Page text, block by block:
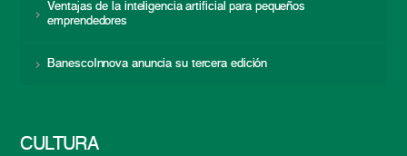
Ventajas de la inteligencia artificial para pequeños
emprendedores
BanescoInnova anuncia su tercera edición
CULTURA